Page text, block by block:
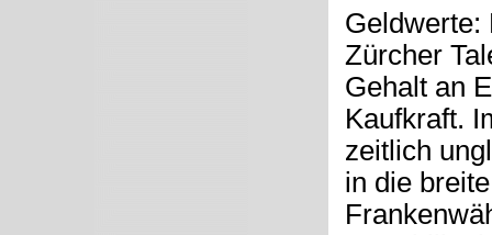
Geldwerte:
Zürcher
Gehalt an
Kaufkraft.
zeitlich
in die